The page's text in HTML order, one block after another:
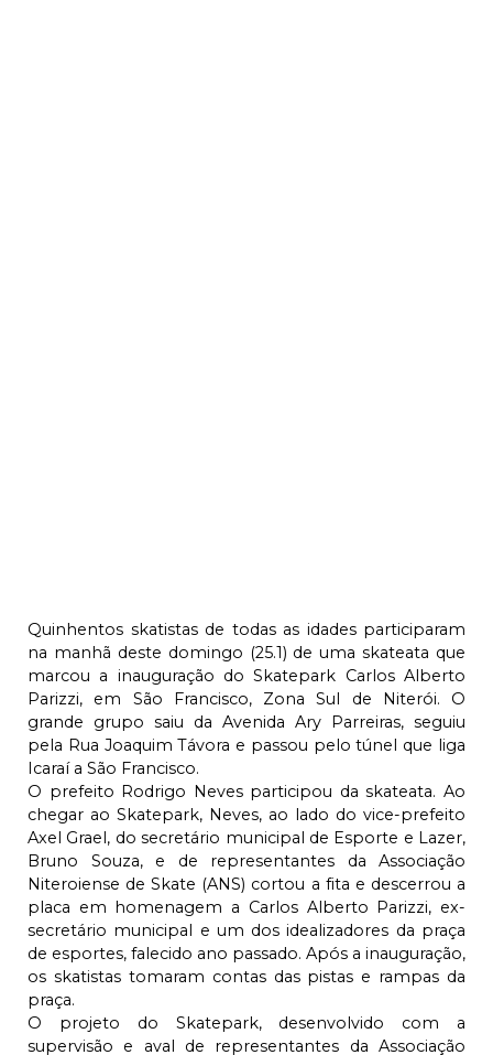
Quinhentos skatistas de todas as idades participaram
na manhã deste domingo (25.1) de uma skateata que
marcou a inauguração do Skatepark Carlos Alberto
Parizzi, em São Francisco, Zona Sul de Niterói. O
grande grupo saiu da Avenida Ary Parreiras, seguiu
pela Rua Joaquim Távora e passou pelo túnel que liga
Icaraí a São Francisco.
O prefeito Rodrigo Neves participou da skateata. Ao
chegar ao Skatepark, Neves, ao lado do vice-prefeito
Axel Grael, do secretário municipal de Esporte e Lazer,
Bruno Souza, e de representantes da Associação
Niteroiense de Skate (ANS) cortou a fita e descerrou a
placa em homenagem a Carlos Alberto Parizzi, ex-
secretário municipal e um dos idealizadores da praça
de esportes, falecido ano passado. Após a inauguração,
os skatistas tomaram contas das pistas e rampas da
praça.
O projeto do Skatepark, desenvolvido com a
supervisão e aval de representantes da Associação